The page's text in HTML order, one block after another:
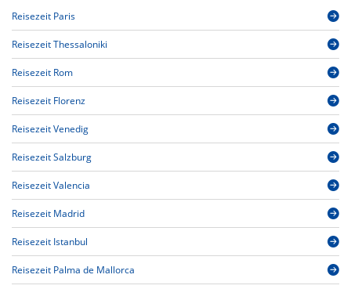
Reisezeit Paris
Reisezeit Thessaloniki
Reisezeit Rom
Reisezeit Florenz
Reisezeit Venedig
Reisezeit Salzburg
Reisezeit Valencia
Reisezeit Madrid
Reisezeit Istanbul
Reisezeit Palma de Mallorca